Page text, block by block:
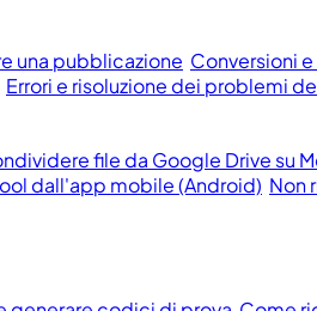
una pubblicazione Conversioni
Errori e risoluzione dei problemi
file da Google Drive su
dall'app mobile (Android) Non